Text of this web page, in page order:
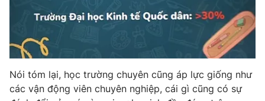
Nói tóm lại, học trường chuyên cũng áp lực giống như
các vận động viên chuyên nghiệp, cái gì cũng có sự